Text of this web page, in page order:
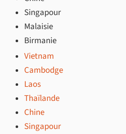
Singapour
Malaisie
Birmanie
Vietnam
Cambodge
Laos
Thaïlande
Chine
Singapour